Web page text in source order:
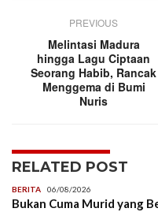
PREVIOUS
Melintasi Madura
hingga Lagu Ciptaan
Seorang Habib, Rancak
Menggema di Bumi
Nuris
RELATED POST
BERITA 06/08/2026
Bukan Cuma Murid yang